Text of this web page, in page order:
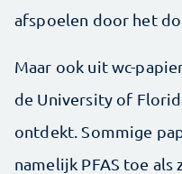
afspoelen door het
Maar ook uit wc-
de University of
ontdekt. Sommige
namelijk PFAS toe